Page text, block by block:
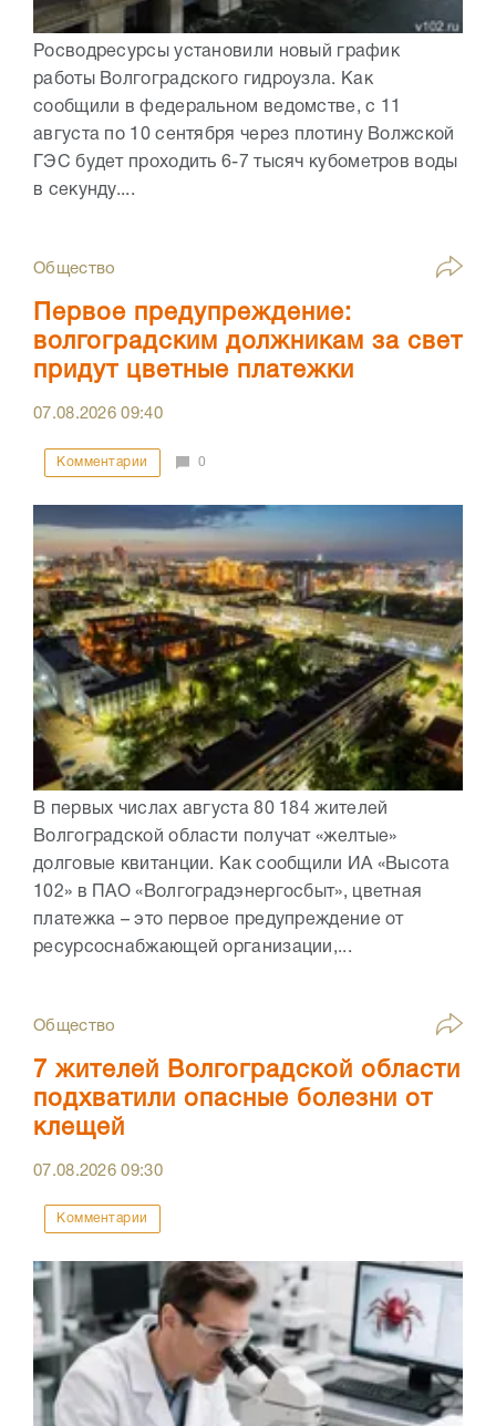
Росводресурсы установили новый график
работы Волгоградского гидроузла. Как
сообщили в федеральном ведомстве, с 11
августа по 10 сентября через плотину Волжской
ГЭС будет проходить 6-7 тысяч кубометров воды
в секунду....
Общество
Первое предупреждение:
волгоградским должникам за свет
придут цветные платежки
07.08.202609:40
Комментарии 0
В первых числах августа 80 184 жителей
Волгоградской области получат «желтые»
долговые квитанции. Как сообщили ИА «Высота
102» в ПАО «Волгоградэнергосбыт», цветная
платежка – это первое предупреждение от
ресурсоснабжающей организации,...
Общество
7 жителей Волгоградской области
подхватили опасные болезни от
клещей
07.08.202609:30
Комментарии